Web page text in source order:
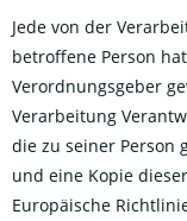
Jede von der
betroffene Person
Verordnungsgeber
Verarbeitung
die zu seiner Person
und eine Kopie
Europäische